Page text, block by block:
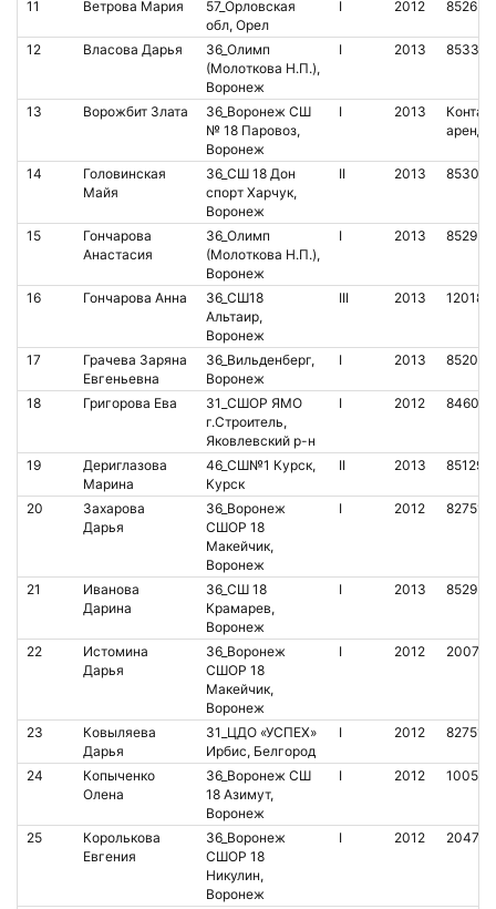
11 Ветрова Мария
57_Орловская
обл, Орел
I 2012
12 Власова Дарья
36_Олимп
(Молоткова Н.П.),
Воронеж
I 2013
13 Ворожбит Злата
36_Воронеж СШ
№ 18 Паровоз,
Воронеж
I 2013
аренда
14
Головинская
Майя
36_СШ 18 Дон
спорт Харчук,
Воронеж
II 2013
15
Гончарова
Анастасия
36_Олимп
(Молоткова Н.П.),
Воронеж
I 2013
16 Гончарова Анна
36_СШ18
Альтаир,
Воронеж
III 2013
17
Грачева Заряна
Евгеньевна
36_Вильденберг,
Воронеж
I 2013
18 Григорова Ева
31_СШОР ЯМО
г.Строитель,
Яковлевский р-н
I 2012
19
Дериглазова
Марина
46_СШ№1 Курск,
Курск
II 2013
20
Захарова
Дарья
36_Воронеж
СШОР 18
Макейчик,
Воронеж
I 2012
21
Иванова
Дарина
36_СШ 18
Крамарев,
Воронеж
I 2013
22
Истомина
Дарья
36_Воронеж
СШОР 18
Макейчик,
Воронеж
I 2012
23
Ковыляева
Дарья
31_ЦДО «УСПЕХ»
Ирбис, Белгород
I 2012
24
Копыченко
Олена
36_Воронеж СШ
18 Азимут,
Воронеж
I 2012
25
Королькова
Евгения
36_Воронеж
СШОР 18
Никулин,
Воронеж
I 2012